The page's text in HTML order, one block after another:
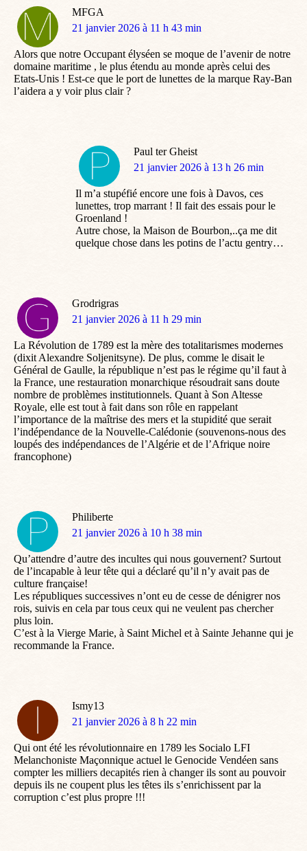
MFGA
dit
21 janvier 2026 à 11 h 43 min
Alors que notre Occupant élyséen se moque de l’avenir de notre
domaine maritime , le plus étendu au monde après celui des
Etats-Unis ! Est-ce que le port de lunettes de la marque Ray-Ban
l’aidera a y voir plus clair ?
Paul ter Gheist
dit
21 janvier 2026 à 13 h 26 min
Il m’a stupéfié encore une fois à Davos, ces
lunettes, trop marrant ! Il fait des essais pour le
Groenland !
Autre chose, la Maison de Bourbon,..ça me dit
quelque chose dans les potins de l’actu gentry…
Grodrigras
dit
21 janvier 2026 à 11 h 29 min
La Révolution de 1789 est la mère des totalitarismes modernes
(dixit Alexandre Soljenitsyne). De plus, comme le disait le
Général de Gaulle, la république n’est pas le régime qu’il faut à
la France, une restauration monarchique résoudrait sans doute
nombre de problèmes institutionnels. Quant à Son Altesse
Royale, elle est tout à fait dans son rôle en rappelant
l’importance de la maîtrise des mers et la stupidité que serait
l’indépendance de la Nouvelle-Calédonie (souvenons-nous des
loupés des indépendances de l’Algérie et de l’Afrique noire
francophone)
Philiberte
dit
21 janvier 2026 à 10 h 38 min
Qu’attendre d’autre des incultes qui nous gouvernent? Surtout
de l’incapable à leur tête qui a déclaré qu’il n’y avait pas de
culture française!
Les républiques successives n’ont eu de cesse de dénigrer nos
rois, suivis en cela par tous ceux qui ne veulent pas chercher
plus loin.
C’est à la Vierge Marie, à Saint Michel et à Sainte Jehanne qui je
recommande la France.
Ismy13
dit
21 janvier 2026 à 8 h 22 min
Qui ont été les révolutionnaire en 1789 les Socialo LFI
Melanchoniste Maçonnique actuel le Genocide Vendéen sans
compter les milliers decapités rien à changer ils sont au pouvoir
depuis ils ne coupent plus les têtes ils s’enrichissent par la
corruption c’est plus propre !!!